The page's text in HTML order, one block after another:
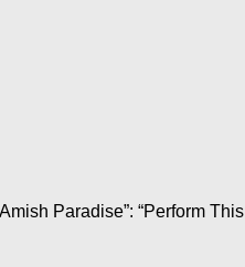
Paradise”: “Perform This